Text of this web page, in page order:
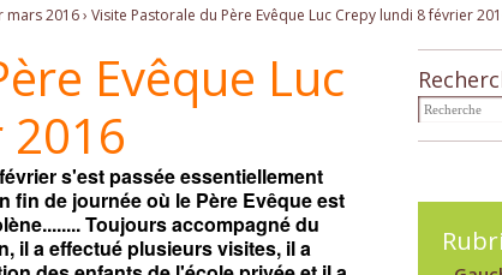
mars 2016› Visite Pastorale du Père Evêque Luc Crepy lundi 8 février
Evêque Luc
s'est passée essentiellement
fin de journée où le Père Evêque est
Toujours accompagné du
il a effectué plusieurs visites, il a